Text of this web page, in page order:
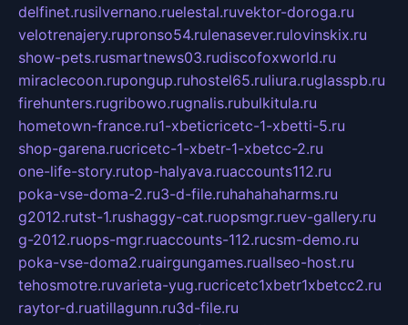
delfinet.rusilvernano.ruelestal.ruvektor-doroga.ru
velotrenajery.rupronso54.rulenasever.rulovinskix.ru
show-pets.rusmartnews03.rudiscofoxworld.ru
miraclecoon.rupongup.ruhostel65.ruliura.ruglasspb.ru
firehunters.rugribowo.rugnalis.rubulkitula.ru
hometown-france.ru1-xbeticricetc-1-xbetti-5.ru
shop-garena.rucricetc-1-xbetr-1-xbetcc-2.ru
one-life-story.rutop-halyava.ruaccounts112.ru
poka-vse-doma-2.ru3-d-file.ruhahahaharms.ru
g2012.rutst-1.rushaggy-cat.ruopsmgr.ruev-gallery.ru
g-2012.ruops-mgr.ruaccounts-112.rucsm-demo.ru
poka-vse-doma2.ruairgungames.ruallseo-host.ru
tehosmotre.ruvarieta-yug.rucricetc1xbetr1xbetcc2.ru
raytor-d.ruatillagunn.ru3d-file.ru